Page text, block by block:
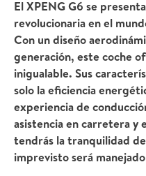
El XPENG G6 se
revolucionaria en el
Con un diseño
generación, este coche
inigualable. Sus
solo la eficiencia
experiencia de
asistencia en carretera y
tendrás la tranquilidad
imprevisto será